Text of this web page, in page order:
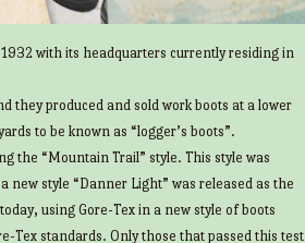
with its headquarters currently residing in
they produced and sold work boots at a lower
to be known as “logger’s boots”.
the “Mountain Trail” style. This style was
new style “Danner Light” was released as the
using Gore-Tex in a new style of boots
Tex standards. Only those that passed this test